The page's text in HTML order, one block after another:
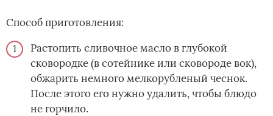
Способ приготовления:
Растопить сливочное масло в глубокой
сковородке (в сотейнике или сковороде вок),
обжарить немного мелкорубленый чеснок.
После этого его нужно удалить, чтобы блюдо
не горчило.